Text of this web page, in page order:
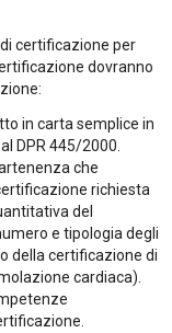
certificazione per
dovranno
in carta semplice in
DPR 445/2000.
che
richiesta
del
e tipologia degli
della certificazione di
cardiaca).